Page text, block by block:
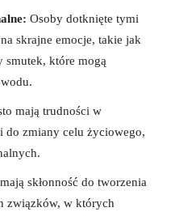
Osoby ⁢dotknięte tymi
skrajne emocje, takie jak
smutek, które mogą
mają trudności w
do‌ zmiany celu życiowego,
skłonność do tworzenia
związków, w których‌